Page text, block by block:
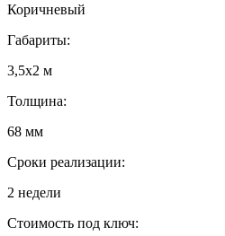
Коричневый
Габариты:
3,5х2 м
Толщина:
68 мм
Сроки реализации:
2 недели
Стоимость под ключ: